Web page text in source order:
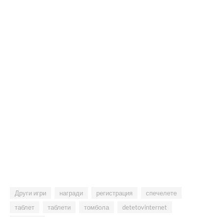
Други игри награди регистрация
спечелете
таблет
таблети томбола
detetovinternet